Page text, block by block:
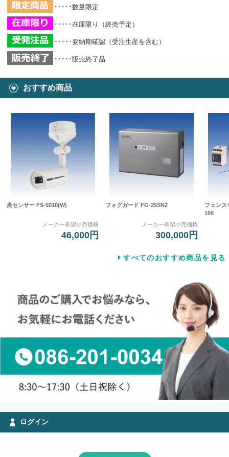
･････数量限定
･････在庫限り（終売予定）
･････要納期確認（受注生産を含む）
･････販売終了品
おすすめ商品
炎センサー FS-5010(W)
メーカー希望小売価格
46,000円
フォグガード FG-25SN2
メーカー希望小売価格
300,000円
フェンス
100
すべてのおすすめ商品を見る
ログイン